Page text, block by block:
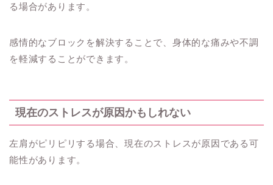
る場合があります。
感情的なブロックを解決することで、身体的な痛みや不調
を軽減することができます。
現在のストレスが原因かもしれない
左肩がピリピリする場合、現在のストレスが原因である可
能性があります。